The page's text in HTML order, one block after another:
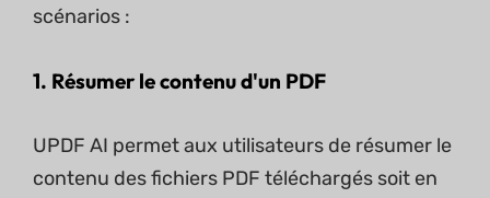
scénarios :
1. Résumer le contenu d'un PDF
UPDF AI permet aux utilisateurs de résumer le
contenu des fichiers PDF téléchargés soit en